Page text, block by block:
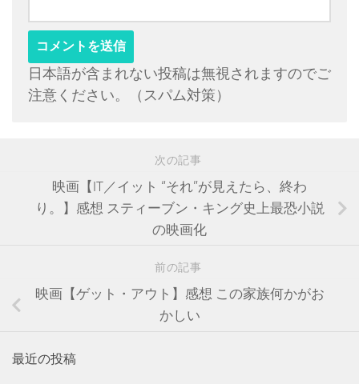
日本語が含まれない投稿は無視されますのでご
注意ください。（スパム対策）
次の記事
映画【IT／イット “それ”が見えたら、終わ
り。】感想 スティーブン・キング史上最恐小説
の映画化
前の記事
映画【ゲット・アウト】感想 この家族何かがお
かしい
最近の投稿